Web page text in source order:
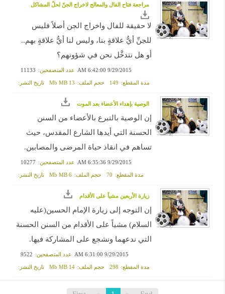
مراجعة فتاح الفال والمعالج لاخراج الجنّ لحلّ المشاكل
لا حقيقة للفال واخراج الجن أصلاً فليس
للجنِّ أيُّ علاقةٍ بنا، وليس لنا أيُّ علاقةٍ بهم..
أو هل نتدخَّل نحن في شؤونهم؟
11133 عدد المتصفحين: 9/29/2015 6:42:00 AM
تاريخ النشر: 13 Mb MB حجم الملف: 149 مدة المقطع:
الوصية بإهداء الأعضاء بعد الموت
إن الوصية بالتبرع بالأعضاء من السنن
الحسنة التي أيدها الشارع المقدس، حيث
تساهم في انقاذ حياة المرضى والمصابين.
10277 عدد المتصفحين: 9/29/2015 6:35:36 AM
تاريخ النشر: 6 Mb MB حجم الملف: 70 مدة المقطع:
زيارة الأربعين مشياً على الأقدام
إن التوجه إلى زيارة الإمام الحسين(عليه
السلام) مشياً على الأقدام من السنن الحسنة
التي ندعهما ونشجع على المشاركة فيها.
9522 عدد المتصفحين: 9/29/2015 6:31:00 AM
تاريخ النشر: 14 Mb MB حجم الملف: 298 مدة المقطع: